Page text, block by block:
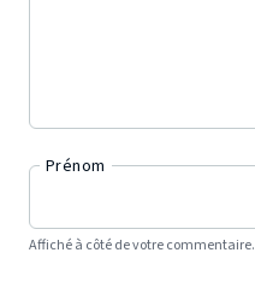
Prénom
Affiché à côté de votre commentaire.